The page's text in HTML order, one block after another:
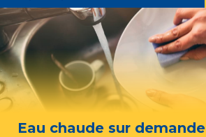
Eau chaude sur demande